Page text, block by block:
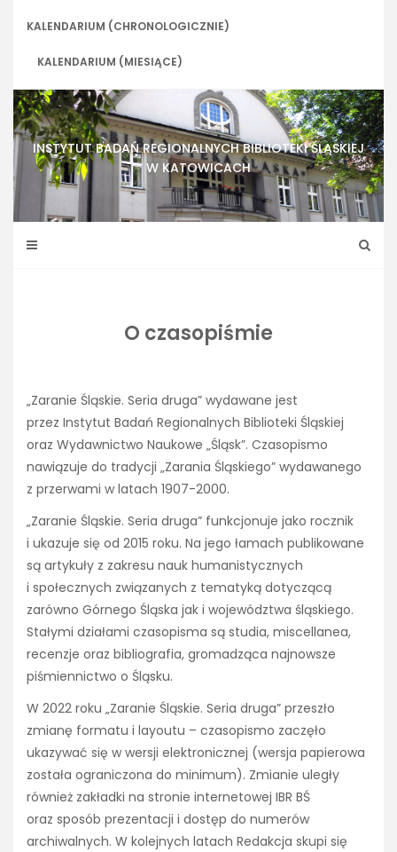
KALENDARIUM (CHRONOLOGICZNIE)
KALENDARIUM (MIESIĄCE)
INSTYTUT BADAŃ REGIONALNYCH BIBLIOTEKI ŚLĄSKIEJ
W KATOWICACH
O czasopiśmie
„Zaranie Śląskie. Seria druga” wydawane jest
przez Instytut Badań Regionalnych Biblioteki Śląskiej
oraz Wydawnictwo Naukowe „Śląsk”. Czasopismo
nawiązuje do tradycji „Zarania Śląskiego” wydawanego
z przerwami w latach 1907-2000.
„Zaranie Śląskie. Seria druga” funkcjonuje jako rocznik
i ukazuje się od 2015 roku. Na jego łamach publikowane
są artykuły z zakresu nauk humanistycznych
i społecznych związanych z tematyką dotyczącą
zarówno Górnego Śląska jak i województwa śląskiego.
Stałymi działami czasopisma są studia, miscellanea,
recenzje oraz bibliografia, gromadząca najnowsze
piśmiennictwo o Śląsku.
W 2022 roku „Zaranie Śląskie. Seria druga” przeszło
zmianę formatu i layoutu – czasopismo zaczęło
ukazywać się w wersji elektronicznej (wersja papierowa
została ograniczona do minimum). Zmianie uległy
również zakładki na stronie internetowej IBR BŚ
oraz sposób prezentacji i dostęp do numerów
archiwalnych. W kolejnych latach Redakcja skupi się